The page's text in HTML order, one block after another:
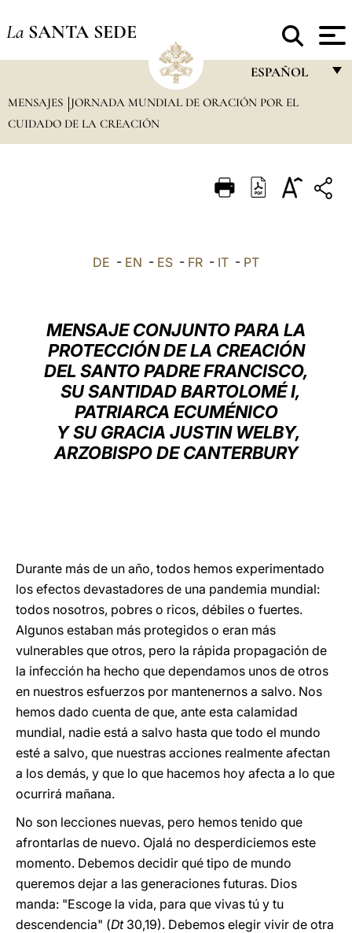
La SANTA SEDE
ESPAÑOL
FRANÇAIS
PORTUGUÊS
DEUTSCH
中文
LATINE
MENSAJES
JORNADA MUNDIAL DE ORACIÓN POR EL
CUIDADO DE LA CREACIÓN
DE - EN - ES - FR - IT - PT
MENSAJE CONJUNTO PARA LA
PROTECCIÓN DE LA CREACIÓN
DEL SANTO PADRE FRANCISCO,
SU SANTIDAD BARTOLOMÉ I,
PATRIARCA ECUMÉNICO
Y SU GRACIA JUSTIN WELBY,
ARZOBISPO DE CANTERBURY
Durante más de un año, todos hemos experimentado
los efectos devastadores de una pandemia mundial:
todos nosotros, pobres o ricos, débiles o fuertes.
Algunos estaban más protegidos o eran más
vulnerables que otros, pero la rápida propagación de
la infección ha hecho que dependamos unos de otros
en nuestros esfuerzos por mantenernos a salvo. Nos
hemos dado cuenta de que, ante esta calamidad
mundial, nadie está a salvo hasta que todo el mundo
esté a salvo, que nuestras acciones realmente afectan
a los demás, y que lo que hacemos hoy afecta a lo que
ocurrirá mañana.
No son lecciones nuevas, pero hemos tenido que
afrontarlas de nuevo. Ojalá no desperdiciemos este
momento. Debemos decidir qué tipo de mundo
queremos dejar a las generaciones futuras. Dios
manda: "Escoge la vida, para que vivas tú y tu
descendencia" (Dt30,19). Debemos elegir vivir de otra